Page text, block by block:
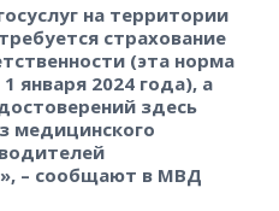
на территории
страхование
(эта норма
января 2024 года), а
здесь
медицинского
– сообщают в МВД